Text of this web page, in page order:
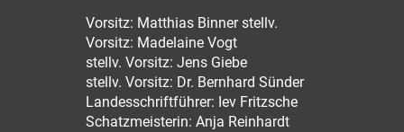
Vorsitz: Matthias Binner stellv.
Vorsitz: Madelaine Vogt
stellv. Vorsitz: Jens Giebe
stellv. Vorsitz: Dr. Bernhard Sünder
Landesschriftführer: Iev Fritzsche
Schatzmeisterin: Anja Reinhardt